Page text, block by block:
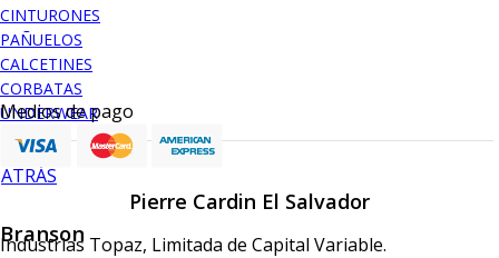
CINTURONES
PAÑUELOS
CALCETINES
CORBATAS
UNDERWEAR
ATRÁS
Branson
Medios de pago
Pierre Cardin El Salvador
Industrias Topaz, Limitada de Capital Variable.